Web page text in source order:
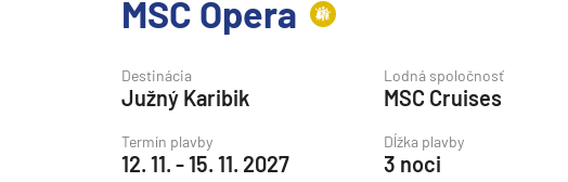
Východné Stredomorie
Západné Stredomorie
Severná Európa
MSC Opera
Destinácia
Južný Karibik
Lodná spoločnosť
MSC Cruises
Termín plavby
12. 11. - 15. 11. 2027
Dĺžka plavby
3 noci